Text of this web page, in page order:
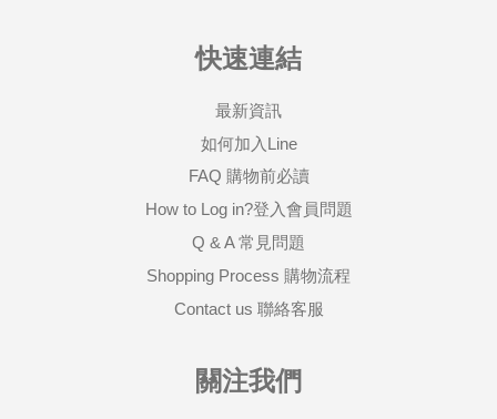
快速連結
最新資訊
如何加入Line
FAQ 購物前必讀
How to Log in?登入會員問題
Q & A 常見問題
Shopping Process 購物流程
Contact us 聯絡客服
關注我們